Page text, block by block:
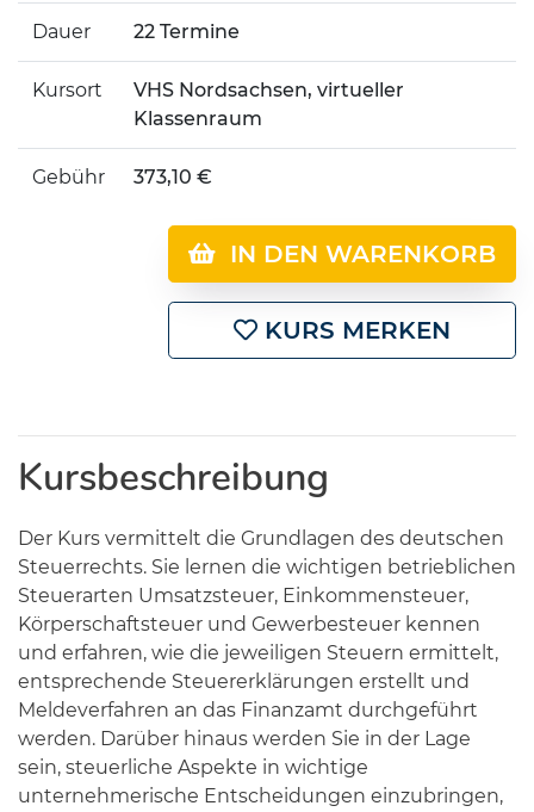
Dauer 22 Termine
Kursort
VHS Nordsachsen, virtueller
Klassenraum
Gebühr 373,10 €
IN DEN WARENKORB
KURS MERKEN
Kursbeschreibung
Der Kurs vermittelt die Grundlagen des deutschen
Steuerrechts. Sie lernen die wichtigen betrieblichen
Steuerarten Umsatzsteuer, Einkommensteuer,
Körperschaftsteuer und Gewerbesteuer kennen
und erfahren, wie die jeweiligen Steuern ermittelt,
entsprechende Steuererklärungen erstellt und
Meldeverfahren an das Finanzamt durchgeführt
werden. Darüber hinaus werden Sie in der Lage
sein, steuerliche Aspekte in wichtige
unternehmerische Entscheidungen einzubringen,